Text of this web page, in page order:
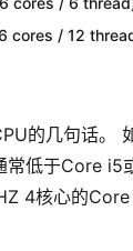
cores / 12
的几句话。
常低于Core
4核心的